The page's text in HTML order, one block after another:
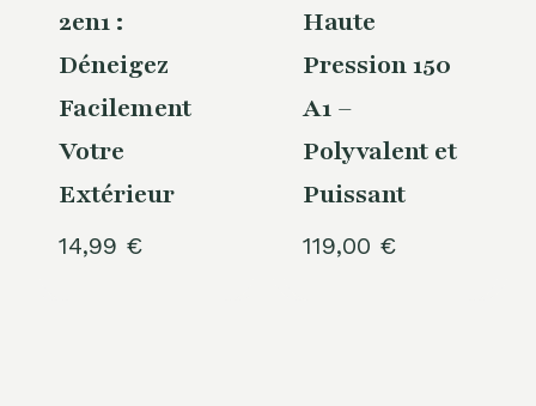
2en1 :
Déneigez
Facilement
Votre
Extérieur
14,99 €
Haute
Pression 150
A1 –
Polyvalent et
Puissant
119,00 €